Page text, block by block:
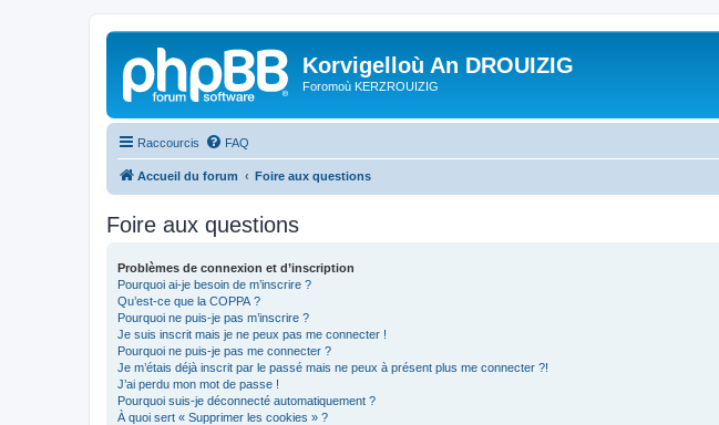
Korvigelloù An DROUIZIG
Foromoù KERZROUIZIG
Raccourcis FAQ
Accueil du forum Foire aux questions
Foire aux questions
Problèmes de connexion et d’inscription
Pourquoi ai-je besoin de m’inscrire ?
Qu’est-ce que la COPPA ?
Pourquoi ne puis-je pas m’inscrire ?
Je suis inscrit mais je ne peux pas me connecter !
Pourquoi ne puis-je pas me connecter ?
Je m’étais déjà inscrit par le passé mais ne peux à présent plus me connecter ?!
J’ai perdu mon mot de passe !
Pourquoi suis-je déconnecté automatiquement ?
À quoi sert « Supprimer les cookies » ?